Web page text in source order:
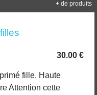
30.00 €
fille. Haute
Attention cette
+ de produits